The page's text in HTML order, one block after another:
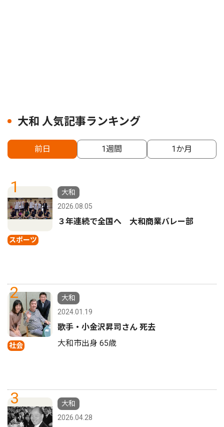
大和 人気記事ランキング
前日 1週間 1か月
1
スポーツ
大和
2026.08.05
３年連続で全国へ 大和商業バレー部
2
社会
大和
2024.01.19
歌手・小金沢昇司さん 死去
大和市出身 65歳
3
大和
2026.04.28